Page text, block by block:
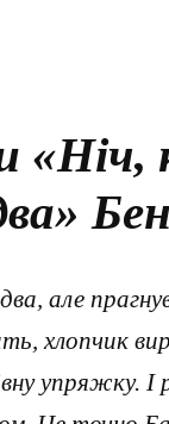
але
хлопчик
упряжку. І